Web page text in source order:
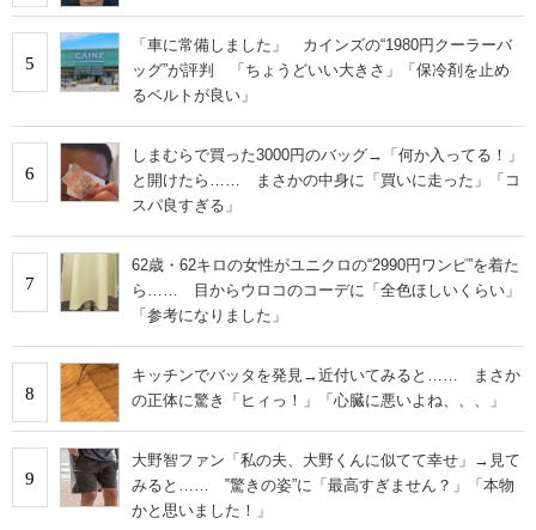
5
「車に常備しました」 カインズの“1980円クーラーバ
ッグ”が評判 「ちょうどいい大きさ」「保冷剤を止め
るベルトが良い」
6
しまむらで買った3000円のバッグ→「何か入ってる！」
と開けたら…… まさかの中身に「買いに走った」「コ
スパ良すぎる」
7
62歳・62キロの女性がユニクロの“2990円ワンピ”を着た
ら…… 目からウロコのコーデに「全色ほしいくらい」
「参考になりました」
8
キッチンでバッタを発見→近付いてみると…… まさか
の正体に驚き「ヒィっ！」「心臓に悪いよね、、、」
9
大野智ファン「私の夫、大野くんに似てて幸せ」→見て
みると…… ‟驚きの姿”に「最高すぎません？」「本物
かと思いました！」